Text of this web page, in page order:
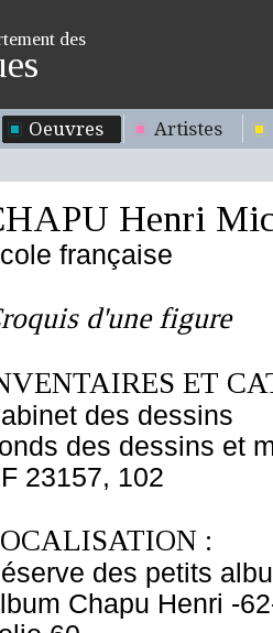
des
Oeuvres Artistes
Henri
française
d'une figure
ET
des dessins
des dessins et
23157, 102
:
des petits
Chapu Henri -